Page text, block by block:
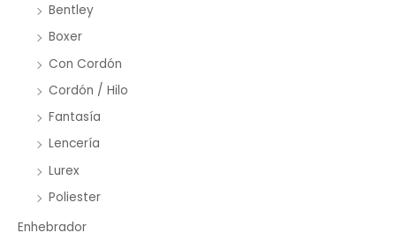
Bentley
Boxer
Con Cordón
Cordón / Hilo
Fantasía
Lencería
Lurex
Poliester
Enhebrador